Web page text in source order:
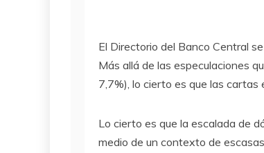
El Directorio del Banco Central
Más allá de las especulaciones
7,7%), lo cierto es que las
Lo cierto es que la escalada de
medio de un contexto de